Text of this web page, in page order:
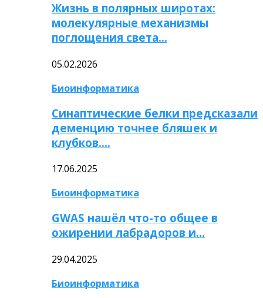
Жизнь в полярных широтах:
молекулярные механизмы
поглощения света…
05.02.2026
Биоинформатика
Синаптические белки предсказали
деменцию точнее бляшек и
клубков….
17.06.2025
Биоинформатика
GWAS нашёл что-то общее в
ожирении лабрадоров и…
29.04.2025
Биоинформатика